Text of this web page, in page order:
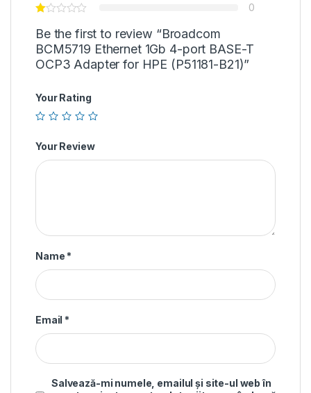
0
Be the first to review “Broadcom
BCM5719 Ethernet 1Gb 4-port BASE-T
OCP3 Adapter for HPE (P51181-B21)”
Your Rating
Your Review
Name *
Email *
Salvează-mi numele, emailul și site-ul web în